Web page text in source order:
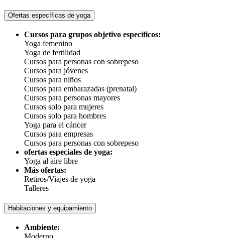
Ofertas específicas de yoga
Cursos para grupos objetivo específicos:
Yoga femenino
Yoga de fertilidad
Cursos para personas con sobrepeso
Cursos para jóvenes
Cursos para niños
Cursos para embarazadas (prenatal)
Cursos para personas mayores
Cursos solo para mujeres
Cursos solo para hombres
Yoga para el cáncer
Cursos para empresas
Cursos para personas con sobrepeso
ofertas especiales de yoga:
Yoga al aire libre
Más ofertas:
Retiros/Viajes de yoga
Talleres
Habitaciones y equipamiento
Ambiente:
Moderno